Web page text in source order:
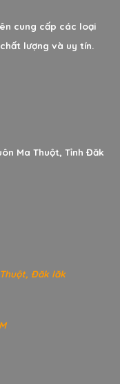
cung cấp các loại
lượng và uy tín.
Ma Thuột, Tỉnh Đăk
Thuột, Đăk lăk